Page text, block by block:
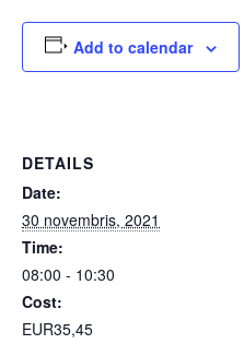
Add to calendar
DETAILS
Date:
30 novembris, 2021
Time:
08:00 - 10:30
Cost:
EUR35,45